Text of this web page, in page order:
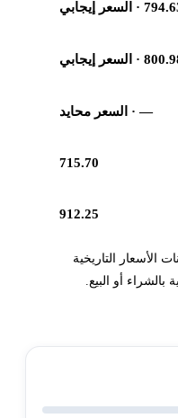
· السعر إيجابي
· السعر إيجابي
—· السعر محايد
715.70
912.25
الأسعار التاريخية
أو البيع.